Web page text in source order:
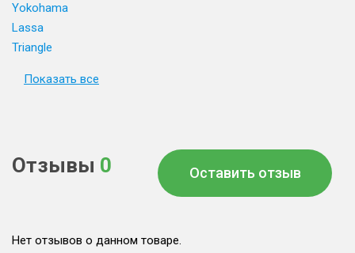
Yokohama
Lassa
Triangle
Показать все
Отзывы 0 Оставить отзыв
Нет отзывов о данном товаре.